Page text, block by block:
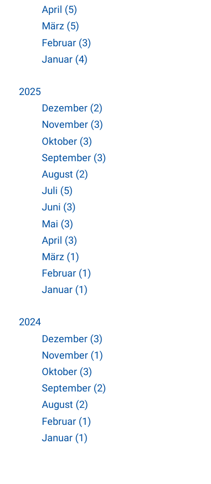
April (5)
März (5)
Februar (3)
Januar (4)
2025
Dezember (2)
November (3)
Oktober (3)
September (3)
August (2)
Juli (5)
Juni (3)
Mai (3)
April (3)
März (1)
Februar (1)
Januar (1)
2024
Dezember (3)
November (1)
Oktober (3)
September (2)
August (2)
Februar (1)
Januar (1)